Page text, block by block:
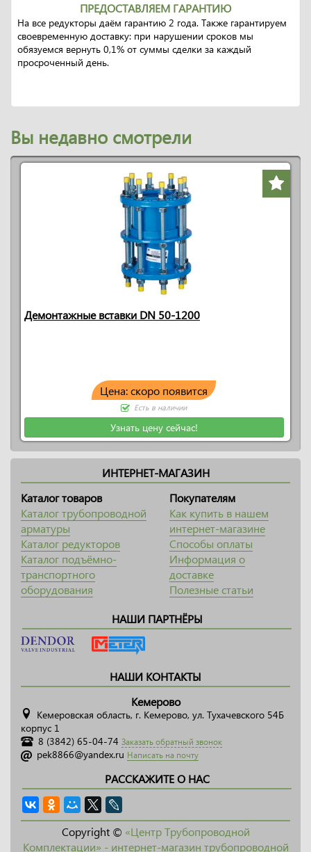
ПРЕДОСТАВЛЯЕМ ГАРАНТИЮ
На все редукторы даём гарантию 2 года. Также гарантируем
своевременную доставку: при нарушении сроков мы
обязуемся вернуть 0,1% от суммы сделки за каждый
просроченный день.
Вы недавно смотрели
Демонтажные вставки DN 50-1200
Цена: скоро появится
Есть в наличии
Узнать цену сейчас!
ИНТЕРНЕТ-МАГАЗИН
Каталог товаров
Каталог трубопроводной
арматуры
Каталог редукторов
Каталог подъёмно-
транспортного
оборудования
Покупателям
Как купить в нашем
интернет-магазине
Способы оплаты
Информация о
доставке
Полезные статьи
НАШИ ПАРТНЁРЫ
НАШИ КОНТАКТЫ
Кемерово
Кемеровская область, г. Кемерово, ул. Тухачевского 54Б
корпус 1
8 (3842) 65-04-74 Заказать обратный звонок
pek8866@yandex.ru Написать на почту
РАССКАЖИТЕ О НАС
Copyright © «Центр Трубопроводной
Комплектации» - интернет-магазин трубопроводной